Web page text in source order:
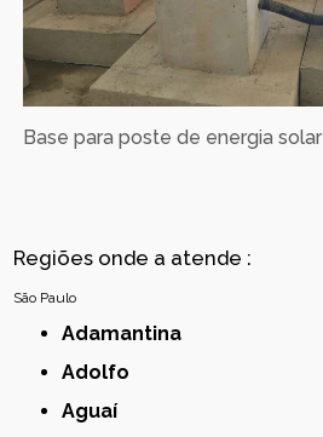
Base para poste de energia solar
Regiões onde a atende :
São Paulo
Adamantina
Adolfo
Aguaí